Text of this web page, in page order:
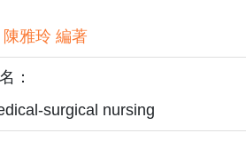
陳雅玲 編著
：
surgical nursing